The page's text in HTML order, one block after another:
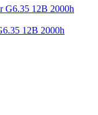
12В 2000h